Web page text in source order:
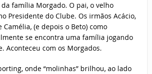
família Morgado. O pai, o velho
Presidente do Clube. Os irmãos Acácio,
Camélia, (e depois o Beto) como
se encontra uma família jogando
Aconteceu com os Morgados.
onde “molinhas” brilhou, ao lado